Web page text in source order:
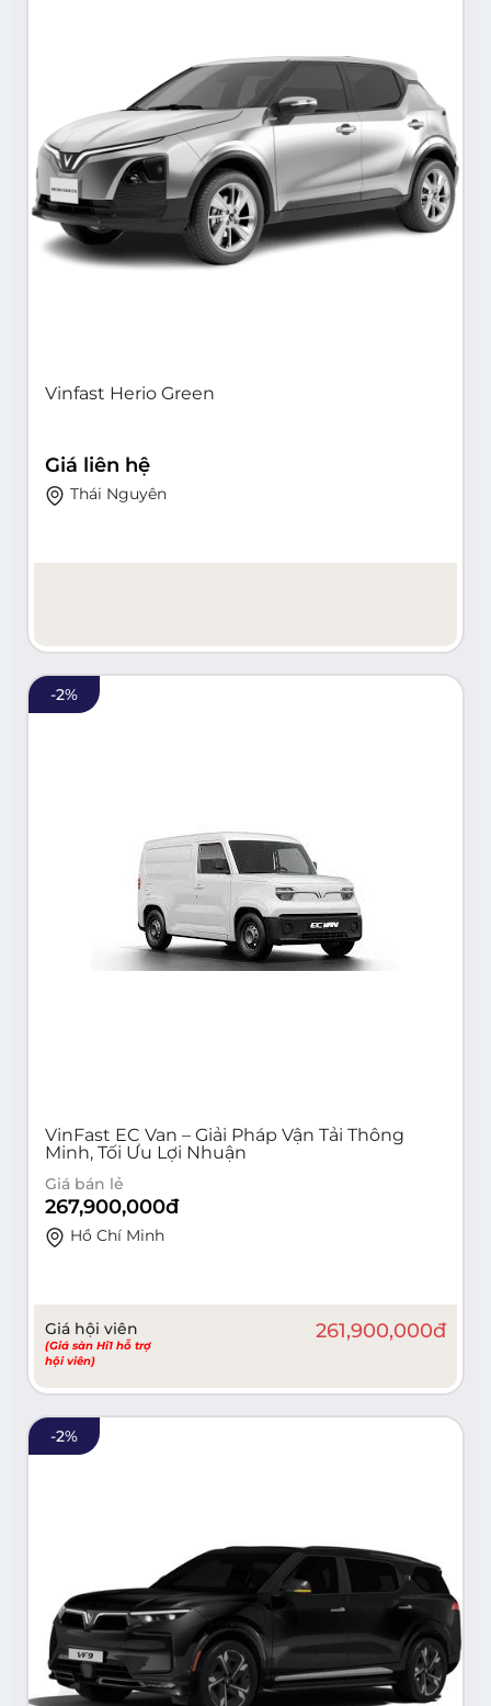
Vinfast Herio Green
Giá liên hệ
Thái Nguyên
-2%
VinFast EC Van – Giải Pháp Vận Tải Thông
Minh, Tối Ưu Lợi Nhuận
Giá bán lẻ
267,900,000đ
Hồ Chí Minh
Giá hội viên
(Giá sàn Hi1 hỗ trợ
hội viên)
261,900,000đ
-2%